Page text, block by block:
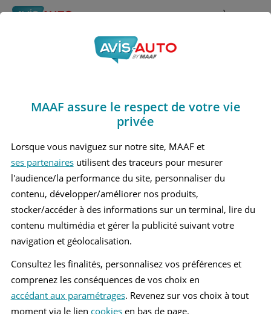
Rechercher À propos
Obtenir un devis d'assurance auto MAAF
Avis Bmw 745
BMW 745 4 BERLINE
Vous recherchez une
assurance automobile ?
MAAF assure le respect de votre vie
privée
Lorsque vous naviguez sur notre site, MAAF et
ses partenairesutilisent des traceurs pour mesurer
l'audience/la performance du site, personnaliser du
contenu, développer/améliorer nos produits,
stocker/accéder à des informations sur un terminal, lire du
contenu multimédia et gérer la publicité suivant votre
navigation et géolocalisation.
Consultez les finalités, personnalisez vos préférences et
comprenez les conséquences de vos choix en
accédant aux paramétrages. Revenez sur vos choix à tout
moment via le lien cookiesen bas de page.